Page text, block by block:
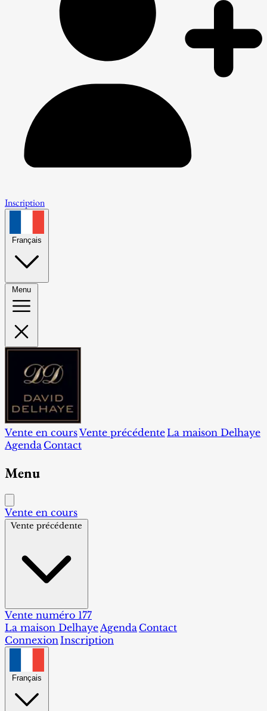
Inscription
Français
Menu
Vente en coursVente précédente La maison Delhaye
Agenda Contact
Menu
Vente en cours
Vente précédente
Vente numéro 177
La maison DelhayeAgenda Contact
ConnexionInscription
Français